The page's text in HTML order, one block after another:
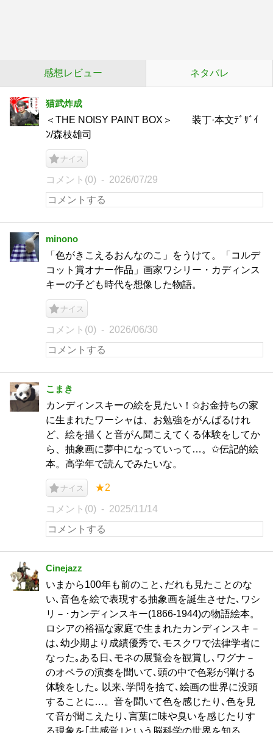
感想レビュー ネタバレ
猫武炸成
＜THE NOISY PAINT BOX＞ 装丁·本文ﾃﾞｻﾞｲ
ﾝ/森枝雄司
ナイス
コメント(0) 2026/07/29
minono
「色がきこえるおんなのこ」をうけて。「コルデ
コット賞オナー作品」画家ワシリー・カディンス
キーの子ども時代を想像した物語。
ナイス
コメント(0) 2026/06/30
こまき
カンディンスキーの絵を見たい！✩お金持ちの家
に生まれたワーシャは、お勉強をがんばるけれ
ど、絵を描くと音がん聞こえてくる体験をしてか
ら、抽象画に夢中になっていって…。✩伝記的絵
本。高学年で読んでみたいな。
ナイス ★2
コメント(0) 2025/11/14
Cinejazz
いまから100年も前のこと､だれも見たことのな
い､音色を絵で表現する抽象画を誕生させた､ワシ
リ－･カンディンスキー(1866-1944)の物語絵本。
ロシアの裕福な家庭で生まれたカンディンスキ－
は､幼少期より成績優秀で､モスクワで法律学者に
なった｡ある日､モネの展覧会を観賞し､ワグナ－
のオペラの演奏を聞いて､頭の中で色彩が弾ける
体験をした｡ 以来､学問を捨て､絵画の世界に没頭
することに…。音を聞いて色を感じたり､色を見
て音が聞こえたり､言葉に味や臭いを感じたりす
る現象を｢共感覚｣という脳科学の世界を知る。